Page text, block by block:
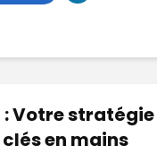
: Votre
en mains